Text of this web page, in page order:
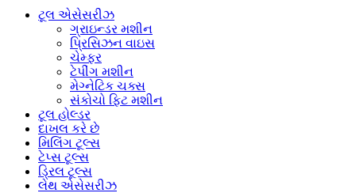
ટૂલ એસેસરીઝ
ગ્રાઇન્ડર મશીન
પ્રિસિઝન વાઇસ
ચેમ્ફર
ટેપીંગ મશીન
મેગ્નેટિક ચક્સ
સંકોચો ફિટ મશીન
ટૂલ હોલ્ડર
દાખલ કરે છે
મિલિંગ ટૂલ્સ
ટેપ્સ ટૂલ્સ
ડ્રિલ ટૂલ્સ
લેથ એસેસરીઝ